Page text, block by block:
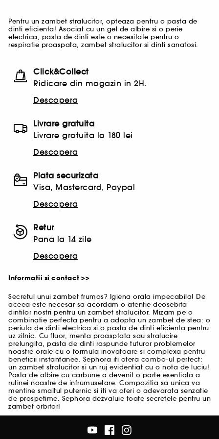
Pentru un zambet stralucitor, opteaza pentru o pasta de
dinti eficienta! Asociat cu un gel de albire si o perie
electrica, pasta de dinti este o necesitate pentru o
respiratie proaspata, zambet stralucitor si dinti sanatosi.
Click&Collect
Ridicare din magazin in 2H.
Descopera
Livrare gratuita
Livrare gratuita la 180 lei
Descopera
Plata securizata
Visa, Mastercard, Paypal
Descopera
Retur
Pana la 14 zile
Descopera
Informatii si contact >>
Secretul unui zambet frumos? Igiena orala impecabila! De
aceea este necesar sa acordam o atentie deosebita
dintilor nostri pentru un zambet stralucitor. Mizam pe o
combinatie perfecta pentru a adopta un zambet de stea: o
periuta de dinti electrica si o pasta de dinti eficienta pentru
uz zilnic. Cu fluor, menta proasptata sau stralucire
prelungita, pasta de dinti raspunde tuturor problemelor
noastre orale cu o formula inovatoare si complexa pentru
beneficii instantanee. Sephora iti ofera combo-ul perfect:
un zambet stralucitor si un ruj evidentiat cu o nota de luciu!
Pasta de albire cu carbune a devenit o parte esentiala a
rutinei noastre de infrumusetare. Compozitia sa unica va
mentine smaltul puternic si iti va oferi o adevarata senzatie
de prospetime. Sephora dezvaluie toate secretele pentru un
zambet orbitor!